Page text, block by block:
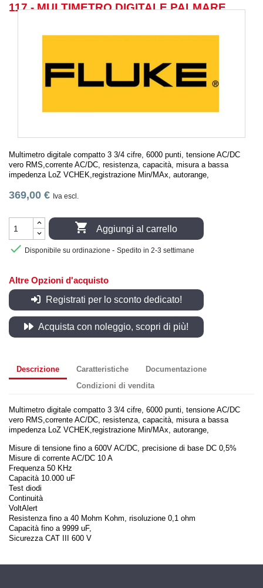
117 - MULTIMETRO DIGITALE PALMARE
Multimetro digitale compatto 3 3/4 cifre, 6000 punti, tensione AC/DC
vero RMS,corrente AC/DC, resistenza, capacità, misura a bassa
impedenza LoZ VCHEK,registrazione Min/MAx, autorange,
369,00 € Iva escl.
 Aggiungi al carrello
 Disponibile su ordinazione - Spedito in 2-3 settimane
Altre Opzioni d'acquisto
Registrati per lo sconto dedicato!
Acquista con noleggio, scopri di più!
Descrizione Caratteristiche
Documentazione
Condizioni di vendita
Multimetro digitale compatto 3 3/4 cifre, 6000 punti, tensione AC/DC
vero RMS,corrente AC/DC, resistenza, capacità, misura a bassa
impedenza LoZ VCHEK,registrazione Min/MAx, autorange,
Misure di tensione fino a 600V AC/DC, precisione di base DC 0,5%
Misure di corrente AC/DC 10 A
Frequenza 50 KHz
Capacità 10.000 uF
Test diodi
Continuità
VoltAlert
Resistenza fino a 40 Mohm Kohm, risoluzione 0,1 ohm
Capacità fino a 9999 uF,
Sicurezza CAT III 600 V